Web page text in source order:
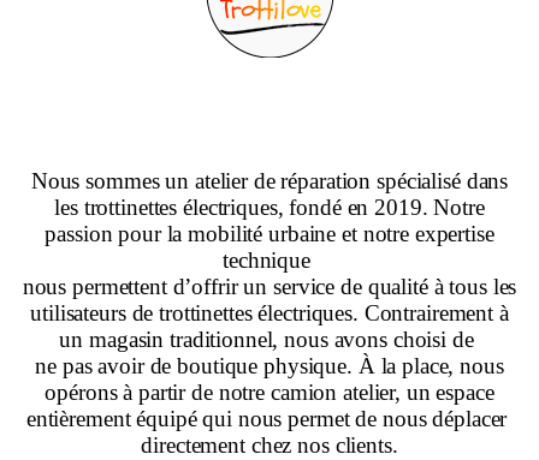
Nous sommes un atelier de réparation spécialisé dans
les trottinettes électriques, fondé en 2019. Notre
passion pour la mobilité urbaine et notre expertise
technique
nous permettent d’offrir un service de qualité à tous les
utilisateurs de trottinettes électriques. Contrairement à
un magasin traditionnel, nous avons choisi de
ne pas avoir de boutique physique. À la place, nous
opérons à partir de notre camion atelier, un espace
entièrement équipé qui nous permet de nous déplacer
directement chez nos clients.